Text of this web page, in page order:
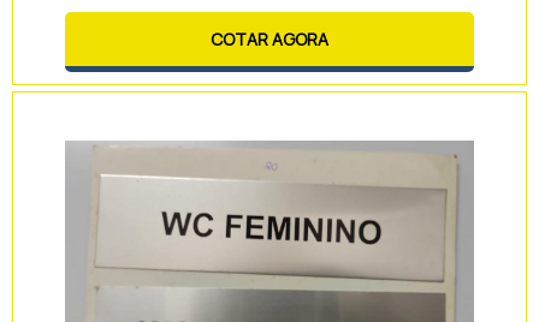
garantia de adquirir produtos que solucionem
qualquer demanda.MAIS INFORMAÇÕES
SOBRE PLACAS PERSONALIZADAS DE
personalizadas de alumínio em uma empresa
comprometida co...
COTAR AGORA